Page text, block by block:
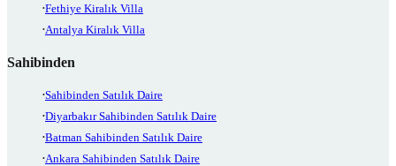
Fethiye Kiralık Villa
Antalya Kiralık Villa
Sahibinden
Sahibinden Satılık Daire
Diyarbakır Sahibinden Satılık Daire
Batman Sahibinden Satılık Daire
Ankara Sahibinden Satılık Daire